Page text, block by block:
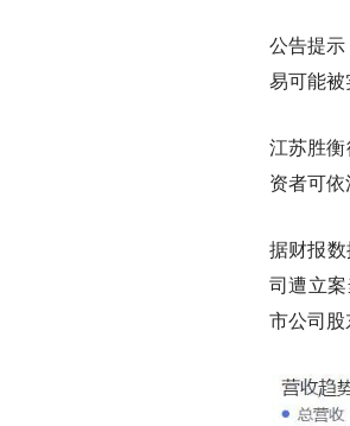
公告提
易可能被
江苏胜
资者可
据财报
司遭立
市公司股